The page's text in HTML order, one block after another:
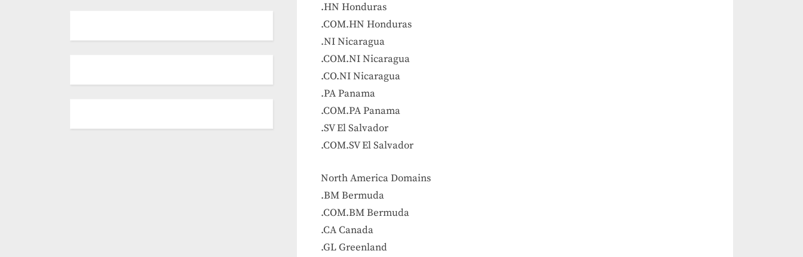
.HN Honduras
.COM.HN Honduras
.NI Nicaragua
.COM.NI Nicaragua
.CO.NI Nicaragua
.PA Panama
.COM.PA Panama
.SV El Salvador
.COM.SV El Salvador
North America Domains
.BM Bermuda
.COM.BM Bermuda
.CA Canada
.GL Greenland